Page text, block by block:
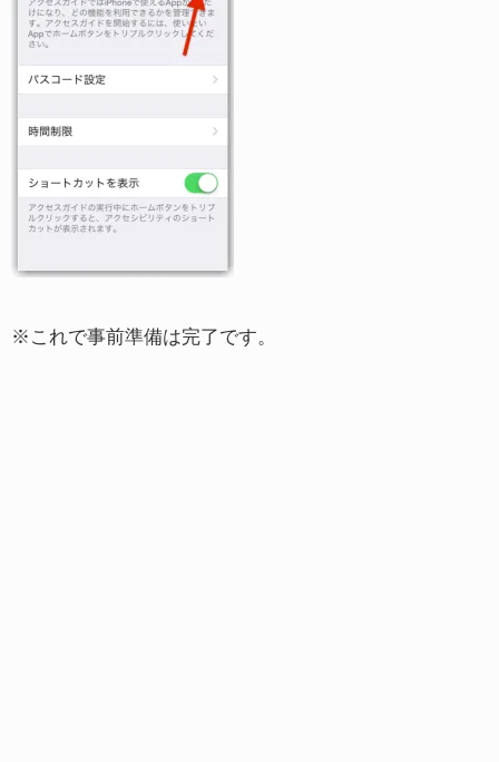
※これで事前準備は完了です。